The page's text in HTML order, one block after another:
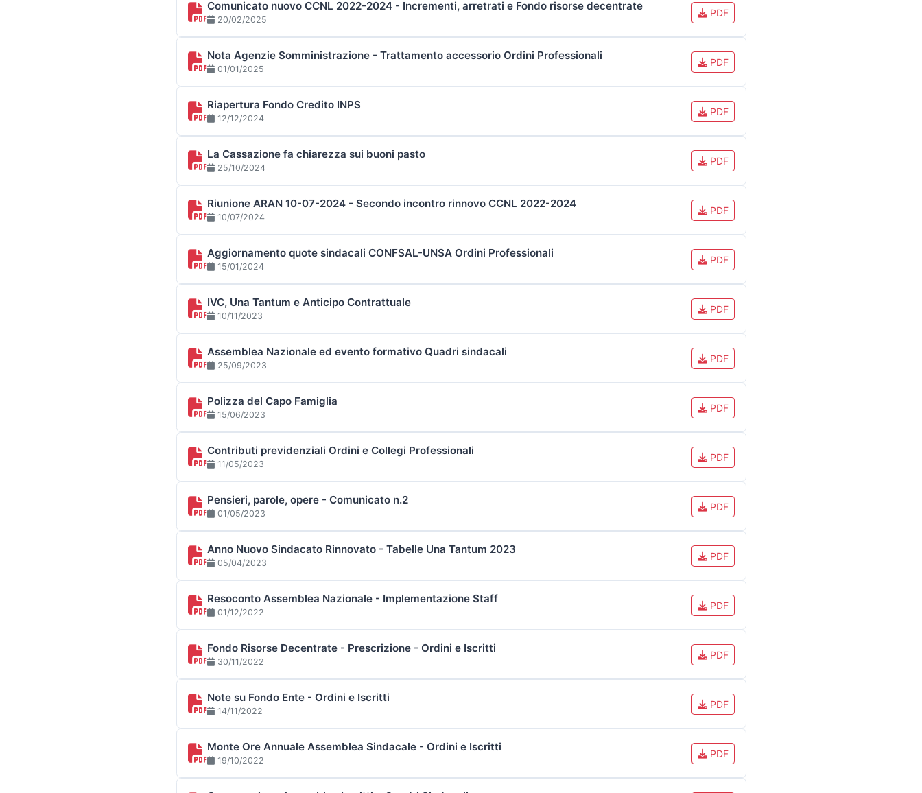
Comunicato nuovo CCNL 2022-2024 - Incrementi, arretrati e Fondo risorse decentrate
20/02/2025
PDF
Nota Agenzie Somministrazione - Trattamento accessorio Ordini Professionali
01/01/2025
PDF
Riapertura Fondo Credito INPS
12/12/2024
PDF
La Cassazione fa chiarezza sui buoni pasto
25/10/2024
PDF
Riunione ARAN 10-07-2024 - Secondo incontro rinnovo CCNL 2022-2024
10/07/2024
PDF
Aggiornamento quote sindacali CONFSAL-UNSA Ordini Professionali
15/01/2024
PDF
IVC, Una Tantum e Anticipo Contrattuale
10/11/2023
PDF
Assemblea Nazionale ed evento formativo Quadri sindacali
25/09/2023
PDF
Polizza del Capo Famiglia
15/06/2023
PDF
Contributi previdenziali Ordini e Collegi Professionali
11/05/2023
PDF
Pensieri, parole, opere - Comunicato n.2
01/05/2023
PDF
Anno Nuovo Sindacato Rinnovato - Tabelle Una Tantum 2023
05/04/2023
PDF
Resoconto Assemblea Nazionale - Implementazione Staff
01/12/2022
PDF
Fondo Risorse Decentrate - Prescrizione - Ordini e Iscritti
30/11/2022
PDF
Note su Fondo Ente - Ordini e Iscritti
14/11/2022
PDF
Monte Ore Annuale Assemblea Sindacale - Ordini e Iscritti
19/10/2022
PDF